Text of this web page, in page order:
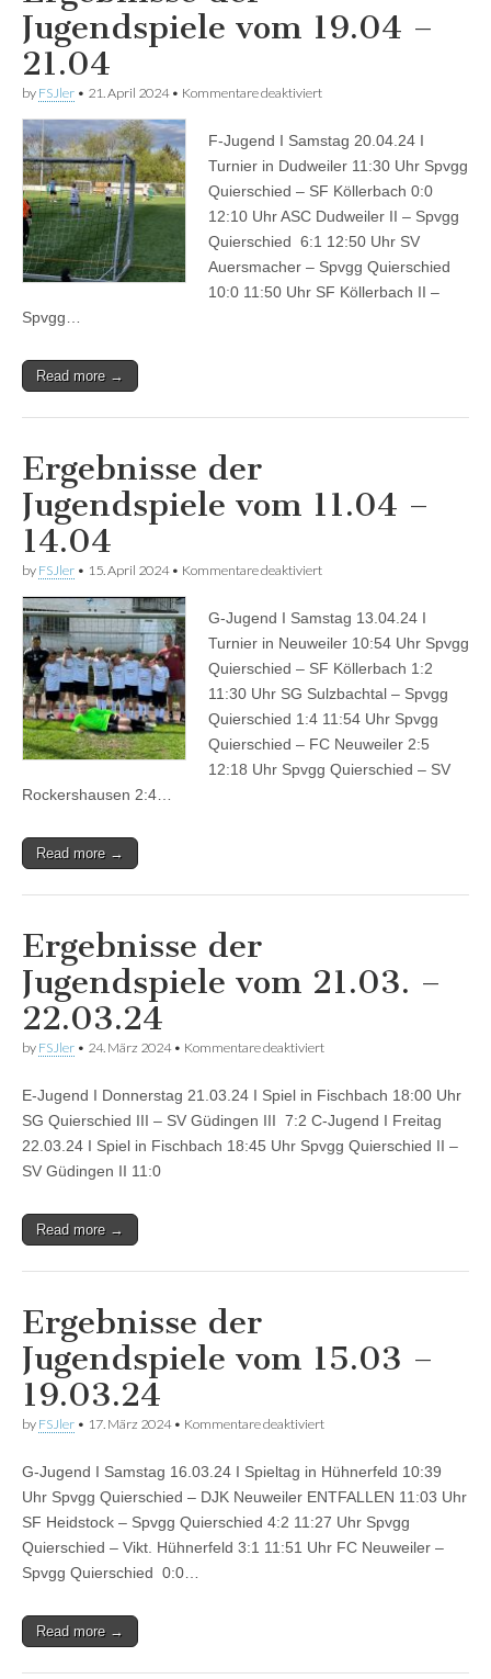
Jugendspiele vom 19.04 –
21.04
by FSJler • 21. April 2024• Kommentare deaktiviertfür
Jugendspiele
vom
–
21.04
F-Jugend I Samstag 20.04.24 I
Turnier in Dudweiler 11:30 Uhr Spvgg
Quierschied – SF Köllerbach 0:0
12:10 Uhr ASC Dudweiler II – Spvgg
Quierschied 6:1 12:50 Uhr SV
Auersmacher – Spvgg Quierschied
10:0 11:50 Uhr SF Köllerbach II –
Spvgg…
Read more →
Ergebnisse der
Jugendspiele vom 11.04 –
14.04
by FSJler • 15. April 2024• Kommentare deaktiviertfür
Jugendspiele
vom
–
14.04
G-Jugend I Samstag 13.04.24 I
Turnier in Neuweiler 10:54 Uhr Spvgg
Quierschied – SF Köllerbach 1:2
11:30 Uhr SG Sulzbachtal – Spvgg
Quierschied 1:4 11:54 Uhr Spvgg
Quierschied – FC Neuweiler 2:5
12:18 Uhr Spvgg Quierschied – SV
Rockershausen 2:4…
Read more →
Ergebnisse der
Jugendspiele vom 21.03. –
22.03.24
by FSJler • 24. März 2024• Kommentare deaktiviertfür
Jugendspiele
vom
21.03.
–
E-Jugend I Donnerstag 21.03.24 I Spiel in Fischbach 18:00 Uhr
SG Quierschied III – SV Güdingen III 7:2 C-Jugend I Freitag
22.03.24 I Spiel in Fischbach 18:45 Uhr Spvgg Quierschied II –
SV Güdingen II 11:0
Read more →
Ergebnisse der
Jugendspiele vom 15.03 –
19.03.24
by FSJler • 17. März 2024• Kommentare deaktiviertfür
Jugendspiele
vom
–
19.03.24
G-Jugend I Samstag 16.03.24 I Spieltag in Hühnerfeld 10:39
Uhr Spvgg Quierschied – DJK Neuweiler ENTFALLEN 11:03 Uhr
SF Heidstock – Spvgg Quierschied 4:2 11:27 Uhr Spvgg
Quierschied – Vikt. Hühnerfeld 3:1 11:51 Uhr FC Neuweiler –
Spvgg Quierschied 0:0…
Read more →